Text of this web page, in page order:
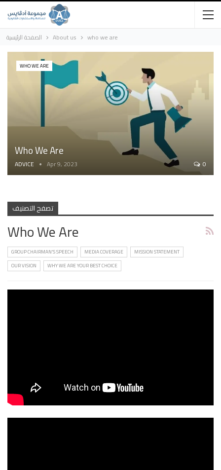
الصفحة الرئيسية About us who we are
WHO WE ARE
Who We Are
ADVICE Apr 9, 2023 0
تصفح التصنيف
Who We Are
GROUP CHAIRMAN’S SPEECH MEDIA COVERAGE
MISSION STATEMENT
OUR VISION
WHY WE ARE YOUR BEST CHOICE